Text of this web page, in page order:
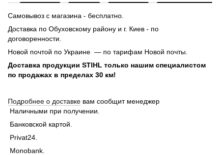
Самовывоз с магазина - бесплатно.
Доставка по Обуховскому району и г. Киев - по
договоренности.
Новой почтой по Украине — по тарифам Новой почты.
Доставка продукции STIHL только нашим специалистом
по продажах в пределах 30 км!
Подробнее о доставке вам сообщит менеджер
Наличными при получении.
Банковской картой.
Privat24.
Monobank.